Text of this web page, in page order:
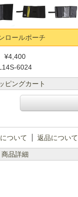
ロールポーチ
¥4,400
6024
ピングカート
ついて 返品について
商品詳細